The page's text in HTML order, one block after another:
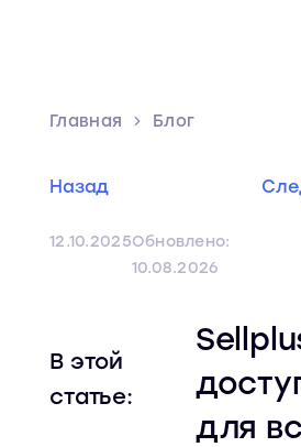
Главная Блог
Назад
12.10.2025Обновлено:
10.08.2026
В этой
статье:
для